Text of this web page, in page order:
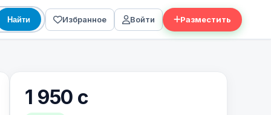
Найти Избранное Войти Разместить
1 950 с